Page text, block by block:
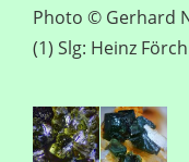
Photo © Gerhard
(1) Slg: Heinz